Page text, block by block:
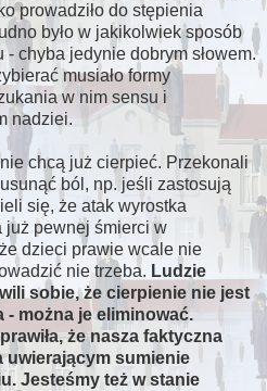
prowadziło do stępienia
było w jakikolwiek sposób
chyba jedynie dobrym słowem.
musiało formy
w nim sensu i
nadziei.
chcą już cierpieć. Przekonali
ból, np. jeśli zastosują
się, że atak wyrostka
już pewnej śmierci w
dzieci prawie wcale nie
nie trzeba. Ludzie
sobie, że cierpienie nie jest
- można je eliminować.
że nasza faktyczna
uwierającym sumienie
Jesteśmy też w stanie